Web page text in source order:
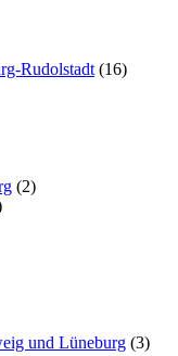
Rudolstadt(16)
(2)
und Lüneburg (3)